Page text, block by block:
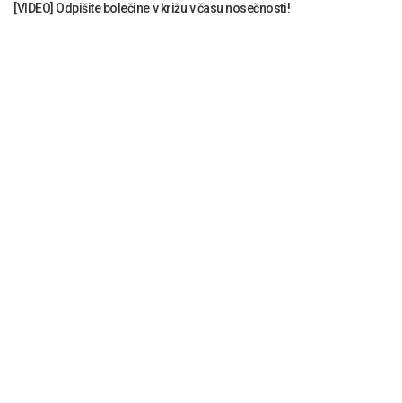
[VIDEO] Odpišite bolečine v križu v času nosečnosti!